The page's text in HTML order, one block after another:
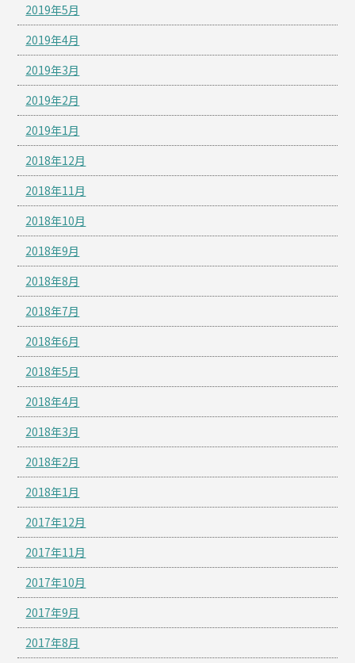
2019年5月
2019年4月
2019年3月
2019年2月
2019年1月
2018年12月
2018年11月
2018年10月
2018年9月
2018年8月
2018年7月
2018年6月
2018年5月
2018年4月
2018年3月
2018年2月
2018年1月
2017年12月
2017年11月
2017年10月
2017年9月
2017年8月